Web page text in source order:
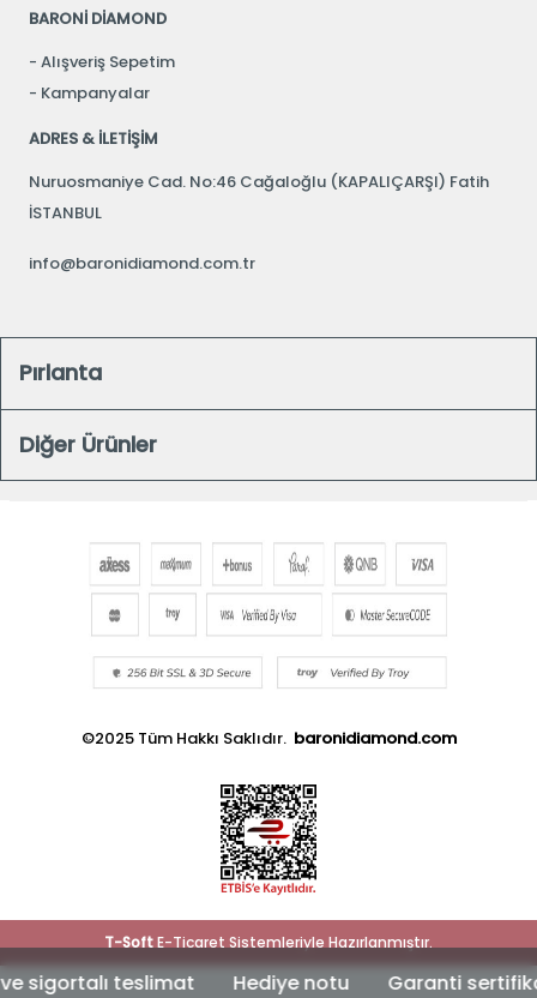
teslimat Hediye notu Garanti sertifikası
BARONİ DİAMOND
Alışveriş Sepetim
Kampanyalar
ADRES & İLETİŞİM
Nuruosmaniye Cad. No:46 Cağaloğlu (KAPALIÇARŞI) Fatih
İSTANBUL
info@baronidiamond.com.tr
Pırlanta
Diğer Ürünler
©2025 Tüm Hakkı Saklıdır. baronidiamond.com
T-SoftE-Ticaret Sistemleriyle Hazırlanmıştır.